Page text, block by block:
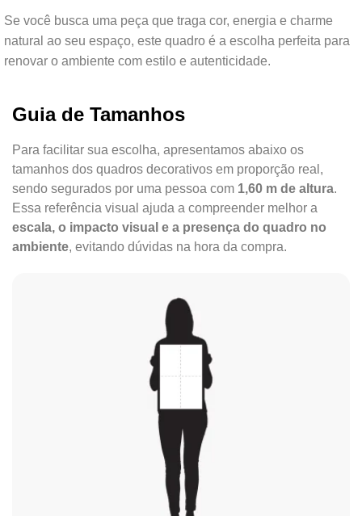
Se você busca uma peça que traga cor, energia e charme
natural ao seu espaço, este quadro é a escolha perfeita para
renovar o ambiente com estilo e autenticidade.
Guia de Tamanhos
Para facilitar sua escolha, apresentamos abaixo os
tamanhos dos quadros decorativos em proporção real,
sendo segurados por uma pessoa com 1,60 m de altura.
Essa referência visual ajuda a compreender melhor a
escala, o impacto visual e a presença do quadro no
ambiente, evitando dúvidas na hora da compra.